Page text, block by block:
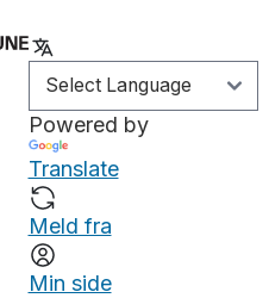
Powered by
Translate
Meld fra
Min side